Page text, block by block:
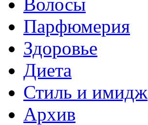
Парфюмерия
Здоровье
Диета
Стиль и имидж
Архив